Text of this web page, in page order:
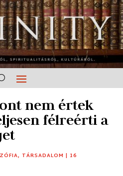
nem értek
félreérti a
, TÁRSADALOM | 16